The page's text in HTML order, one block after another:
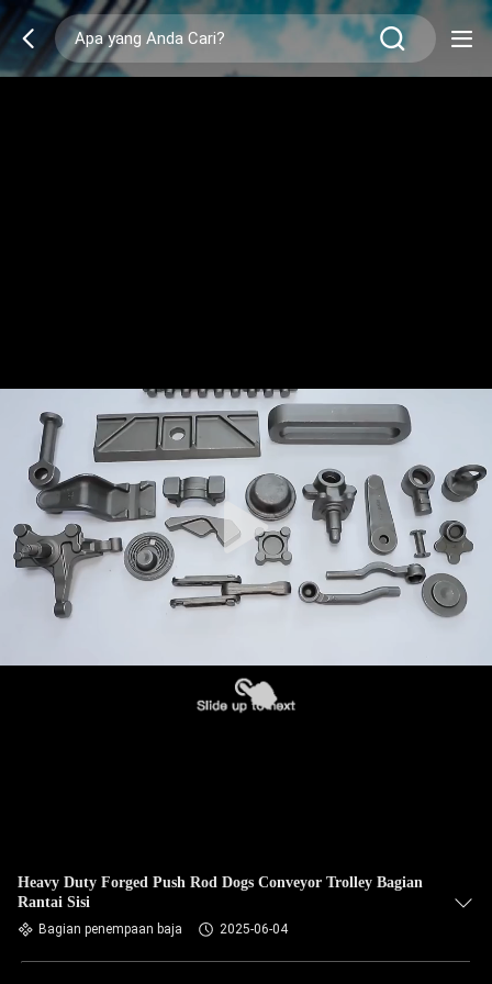
Heavy Duty Forged Push Rod Dogs Conveyor Trolley Bagian
Rantai Sisi
Bagian penempaan baja 2025-06-04